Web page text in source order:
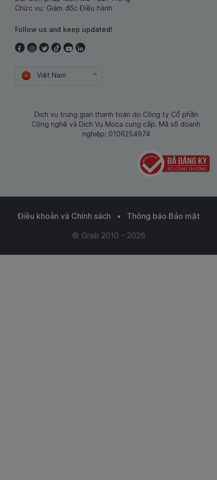
Chức vụ: Giám đốc Điều hành
Follow us and keep updated!
Việt Nam
Dịch vụ trung gian thanh toán do Công ty Cổ phần
Công nghệ và Dịch Vụ Moca cung cấp. Mã số doanh
nghiệp: 0106254974
Điều khoản và Chính sách •
Thông báo Bảo mật
© Grab 2010 - 2026